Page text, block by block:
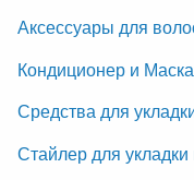
Аксессуары для
Кондиционер и
Средства для
Стайлер для укладки